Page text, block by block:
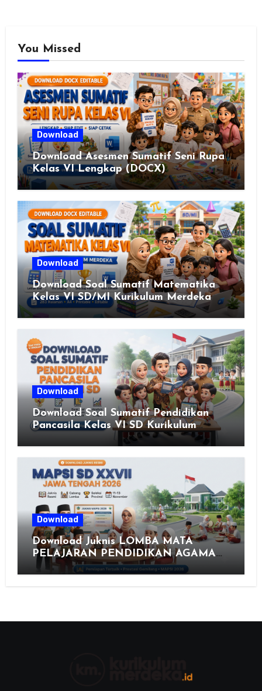
You Missed
Download
Download Asesmen Sumatif Seni Rupa
Kelas VI Lengkap (DOCX)
Download
Download Soal Sumatif Matematika
Kelas VI SD/MI Kurikulum Merdeka
Download
Download Soal Sumatif Pendidikan
Pancasila Kelas VI SD Kurikulum
Merdeka, Solusi Praktis Guru
Download
Download Juknis LOMBA MATA
PELAJARAN PENDIDIKAN AGAMA
ISLAM DAN SENI ISLAMI (MAPSI)